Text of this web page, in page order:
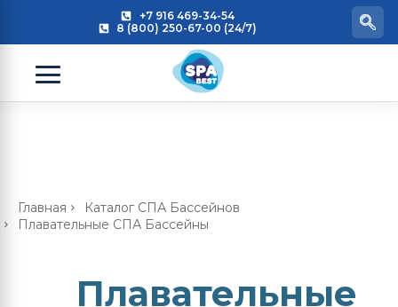
+7 916 469-34-54
8 (800) 250-67-00 (24/7)
Главная
Каталог СПА Бассейнов
Плавательные СПА Бассейны
Плавательные